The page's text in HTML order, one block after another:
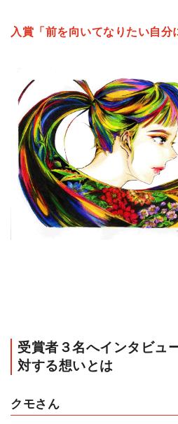
入賞「前を向いてなりたい自分
受賞者３名へインタビ
対する想いとは
クモさん